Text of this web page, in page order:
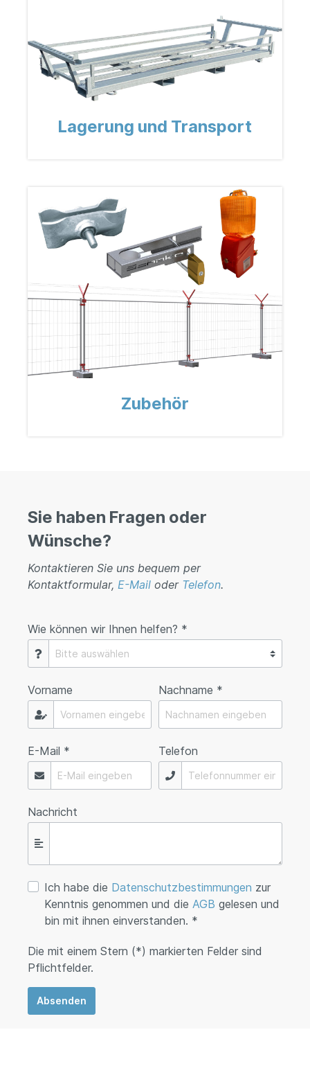
Lagerung und Transport
Zubehör
Sie haben Fragen oder
Wünsche?
Kontaktieren Sie uns bequem per
Kontaktformular, E-Mail oder Telefon.
Wie können wir Ihnen helfen? *
Vorname Nachname *
E-Mail * Telefon
Nachricht
Ich habe die Datenschutzbestimmungen zur
Kenntnis genommen und die AGB gelesen und
bin mit ihnen einverstanden. *
Die mit einem Stern (*) markierten Felder sind
Pflichtfelder.
Absenden